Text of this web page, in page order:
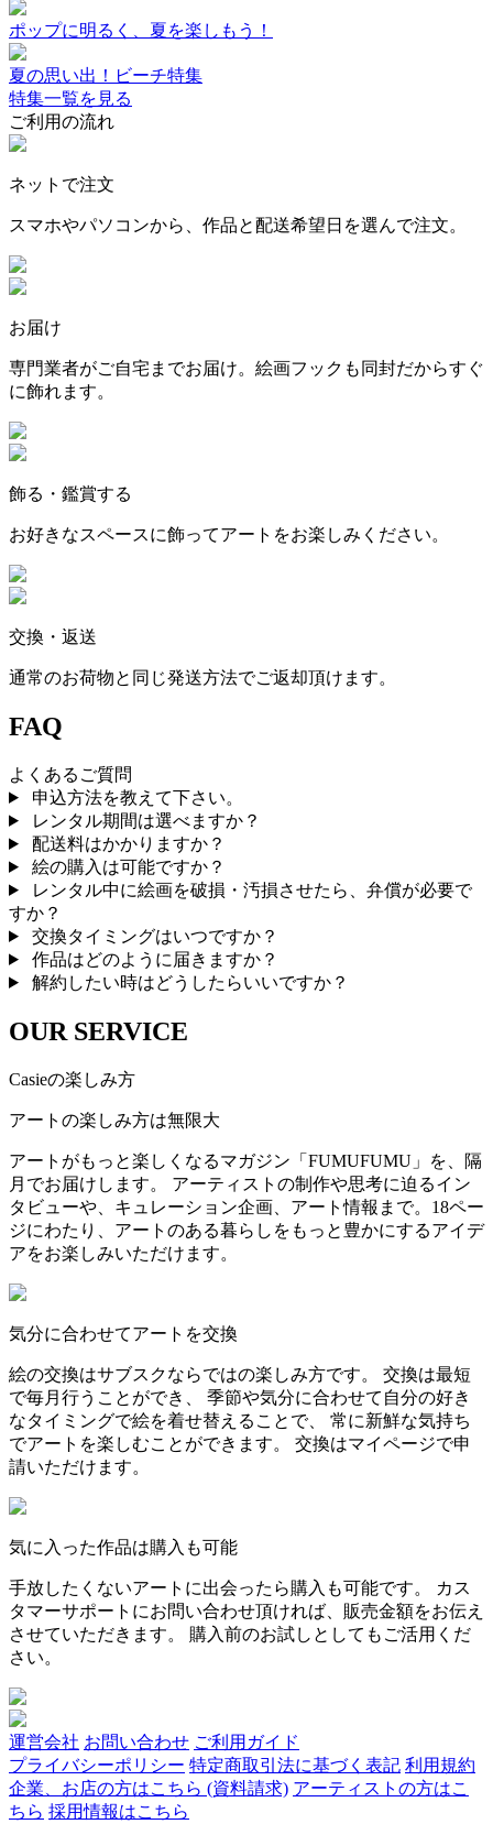
ポップに明るく、夏を楽しもう！
夏の思い出！ビーチ特集
特集一覧を見る
ご利用の流れ
ネットで注文
スマホやパソコンから、作品と配送希望日を選んで注文。
お届け
専門業者がご自宅までお届け。絵画フックも同封だからすぐ
に飾れます。
飾る・鑑賞する
お好きなスペースに飾ってアートをお楽しみください。
交換・返送
通常のお荷物と同じ発送方法でご返却頂けます。
FAQ
よくあるご質問
申込方法を教えて下さい。
レンタル期間は選べますか？
配送料はかかりますか？
絵の購入は可能ですか？
レンタル中に絵画を破損・汚損させたら、弁償が必要で
すか？
交換タイミングはいつですか？
作品はどのように届きますか？
解約したい時はどうしたらいいですか？
OUR SERVICE
Casieの楽しみ方
アートの楽しみ方は無限大
アートがもっと楽しくなるマガジン「FUMUFUMU」を、隔
月でお届けします。 アーティストの制作や思考に迫るイン
タビューや、キュレーション企画、アート情報まで。18ペー
ジにわたり、アートのある暮らしをもっと豊かにするアイデ
アをお楽しみいただけます。
気分に合わせてアートを交換
絵の交換はサブスクならではの楽しみ方です。 交換は最短
で毎月行うことができ、 季節や気分に合わせて自分の好き
なタイミングで絵を着せ替えることで、 常に新鮮な気持ち
でアートを楽しむことができます。 交換はマイページで申
請いただけます。
気に入った作品は購入も可能
手放したくないアートに出会ったら購入も可能です。 カス
タマーサポートにお問い合わせ頂ければ、販売金額をお伝え
させていただきます。 購入前のお試しとしてもご活用くだ
さい。
運営会社 お問い合わせ ご利用ガイド
プライバシーポリシー 特定商取引法に基づく表記 利用規約
企業、お店の方はこちら (資料請求) アーティストの方はこ
ちら 採用情報はこちら